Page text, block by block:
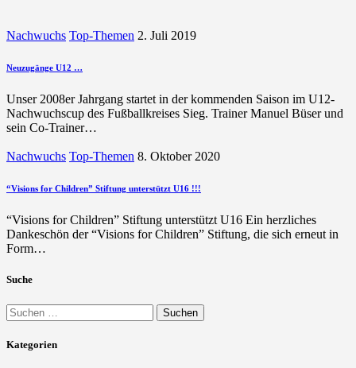
Nachwuchs Top-Themen 2. Juli 2019
Neuzugänge U12 …
Unser 2008er Jahrgang startet in der kommenden Saison im U12-
Nachwuchscup des Fußballkreises Sieg. Trainer Manuel Büser und
sein Co-Trainer…
Nachwuchs Top-Themen 8. Oktober 2020
“Visions for Children” Stiftung unterstützt U16 !!!
“Visions for Children” Stiftung unterstützt U16 Ein herzliches
Dankeschön der “Visions for Children” Stiftung, die sich erneut in
Form…
Suche
Suchen
nach:
Kategorien